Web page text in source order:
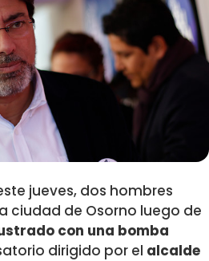
jueves, dos hombres
ciudad de Osorno luego de
con una bomba
dirigido por el alcalde